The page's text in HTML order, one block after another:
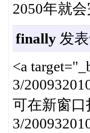
2050年就
finally发表
<a
3/
可在新窗口
3/